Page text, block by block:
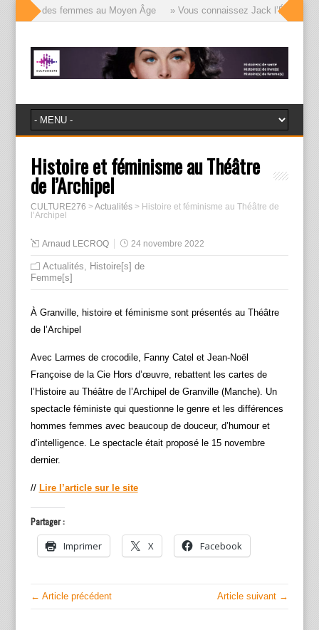
des femmes au Moyen Âge » Vous connaissez Jack
Histoire et féminisme au Théâtre
de l’Archipel
CULTURE276 >Actualités> Histoire et féminisme au Théâtre de
l’Archipel
Arnaud LECROQ 24 novembre 2022
Actualités, Histoire[s] de
Femme[s]
À Granville, histoire et féminisme sont présentés au Théâtre
de l’Archipel
Avec Larmes de crocodile, Fanny Catel et Jean-Noël
Françoise de la Cie Hors d’œuvre, rebattent les cartes de
l’Histoire au Théâtre de l’Archipel de Granville (Manche). Un
spectacle féministe qui questionne le genre et les différences
hommes femmes avec beaucoup de douceur, d’humour et
d’intelligence. Le spectacle était proposé le 15 novembre
dernier.
// Lire l’article sur le site
Partager :
Imprimer X Facebook
← Article précédent Article suivant →